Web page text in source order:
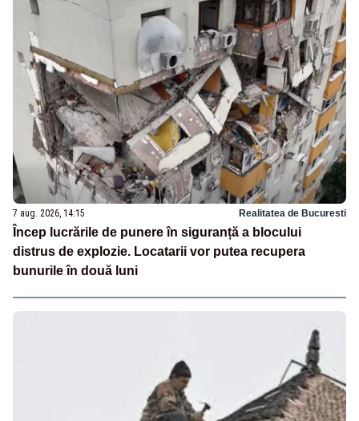
7 aug. 2026, 14:15 Realitatea de Bucuresti
Încep lucrările de punere în siguranță a blocului
distrus de explozie. Locatarii vor putea recupera
bunurile în două luni